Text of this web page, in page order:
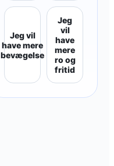
Jeg vil
have mere
bevægelse
Jeg
vil
have
mere
ro og
fritid